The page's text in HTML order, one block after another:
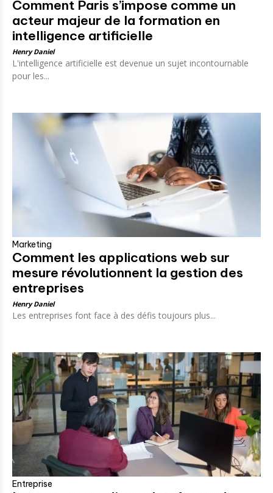
Comment Paris s’impose comme un
acteur majeur de la formation en
intelligence artificielle
Henry Daniel
L'intelligence artificielle est devenue un sujet incontournable
pour les...
Marketing
Comment les applications web sur
mesure révolutionnent la gestion des
entreprises
Henry Daniel
Les entreprises font face à des défis toujours plus...
Entreprise